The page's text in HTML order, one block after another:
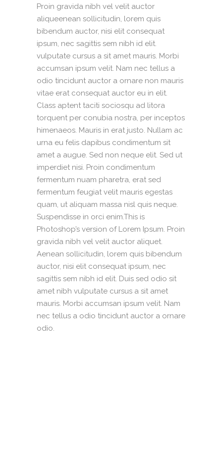
Proin gravida nibh vel velit auctor
aliqueenean sollicitudin, lorem quis
bibendum auctor, nisi elit consequat
ipsum, nec sagittis sem nibh id elit.
vulputate cursus a sit amet mauris. Morbi
accumsan ipsum velit. Nam nec tellus a
odio tincidunt auctor a ornare non mauris
vitae erat consequat auctor eu in elit.
Class aptent taciti sociosqu ad litora
torquent per conubia nostra, per inceptos
himenaeos. Mauris in erat justo. Nullam ac
urna eu felis dapibus condimentum sit
amet a augue. Sed non neque elit. Sed ut
imperdiet nisi. Proin condimentum
fermentum nuam pharetra, erat sed
fermentum feugiat velit mauris egestas
quam, ut aliquam massa nisl quis neque.
Suspendisse in orci enim.This is
Photoshop’s version of Lorem Ipsum. Proin
gravida nibh vel velit auctor aliquet.
Aenean sollicitudin, lorem quis bibendum
auctor, nisi elit consequat ipsum, nec
sagittis sem nibh id elit. Duis sed odio sit
amet nibh vulputate cursus a sit amet
mauris. Morbi accumsan ipsum velit. Nam
nec tellus a odio tincidunt auctor a ornare
odio.